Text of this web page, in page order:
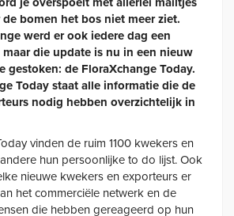
bomen het bos niet meer ziet.
werd er ook iedere dag een
die update is nu in een nieuw
gestoken: de FloraXchange Today.
Today staat alle informatie die de
nodig hebben overzichtelijk in
vinden de ruim 1100 kwekers en
hun persoonlijke to do lijst. Ook
nieuwe kwekers en exporteurs er
het commerciële netwerk en de
die hebben gereageerd op hun